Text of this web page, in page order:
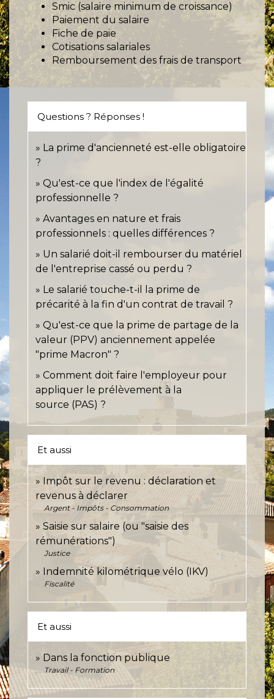
Smic (salaire minimum de croissance)
Paiement du salaire
Fiche de paie
Cotisations salariales
Remboursement des frais de transport
Questions ? Réponses !
La prime d'ancienneté est-elle obligatoire
?
Qu'est-ce que l'index de l'égalité
professionnelle ?
Avantages en nature et frais
professionnels : quelles différences ?
Un salarié doit-il rembourser du matériel
de l'entreprise cassé ou perdu ?
Le salarié touche-t-il la prime de
précarité à la fin d'un contrat de travail ?
Qu'est-ce que la prime de partage de la
valeur (PPV) anciennement appelée
"prime Macron" ?
Comment doit faire l'employeur pour
appliquer le prélèvement à la
source (PAS) ?
Et aussi
Impôt sur le revenu : déclaration et
revenus à déclarer
Argent - Impôts - Consommation
Saisie sur salaire (ou "saisie des
rémunérations")
Justice
Indemnité kilométrique vélo (IKV)
Fiscalité
Et aussi
Dans la fonction publique
Travail - Formation